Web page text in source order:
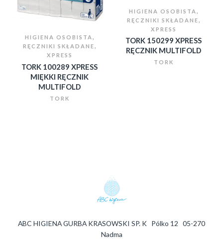
HIGIENA OSOBISTA ,
RĘCZNIKI SKŁADANE,
XPRESS
TORK 100289 XPRESS
MIĘKKI RĘCZNIK
MULTIFOLD
TORK
HIGIENA OSOBISTA ,
RĘCZNIKI SKŁADANE,
XPRESS
TORK 150299 XPRESS
RĘCZNIK MULTIFOLD
TORK
ABC HIGIENA GURBA KRASOWSKI SP. K Pólko 12 05-270
Nadma